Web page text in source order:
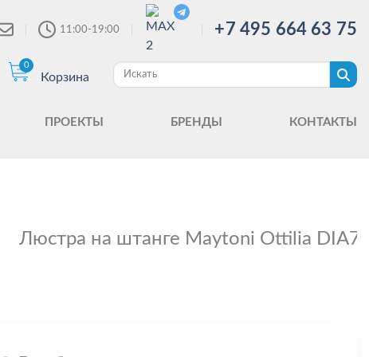
11:00-19:00 +7 495 664 63 75
0
Корзина
ПРОЕКТЫ БРЕНДЫ КОНТАКТЫ
Люстра на штанге Maytoni Ottilia